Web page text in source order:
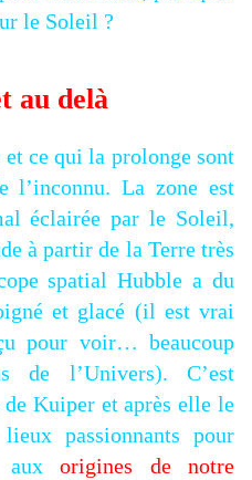
le Soleil ?
au delà
ce qui la prolonge sont
l’inconnu. La zone est
éclairée par le Soleil,
à partir de la Terre très
spatial Hubble a du
et glacé (il est vrai
pour voir… beaucoup
de l’Univers). C’est
Kuiper et après elle le
passionnants pour
aux origines de notre